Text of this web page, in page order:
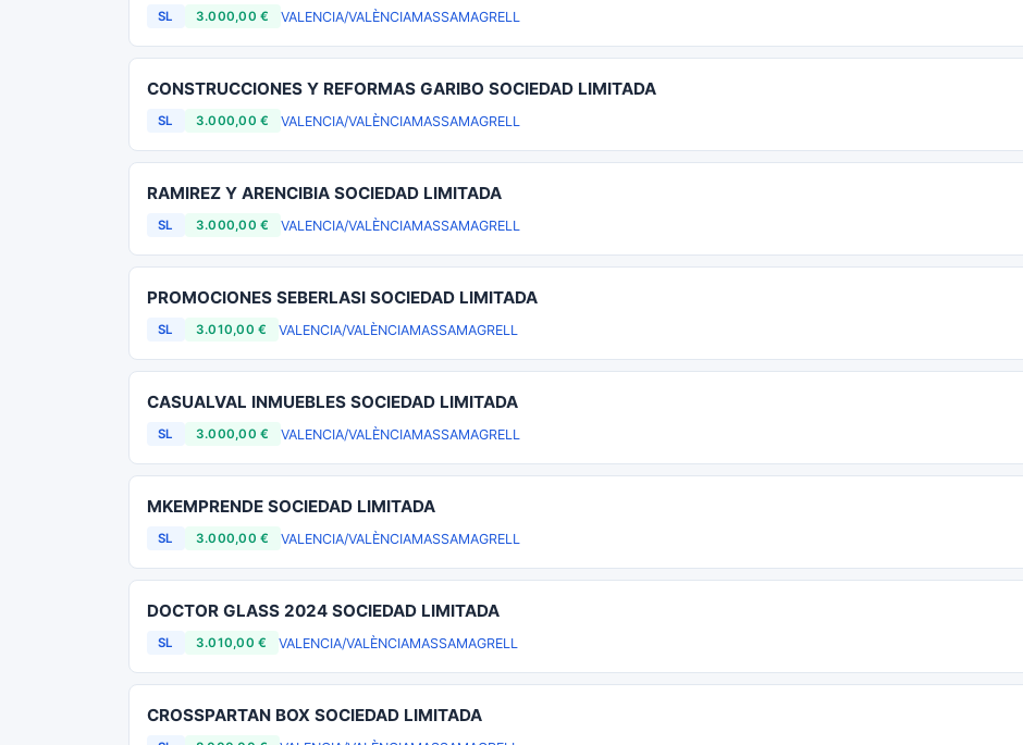
SL 3.000,00 € VALENCIA/VALÈNCIAMASSAMAGRELL
CONSTRUCCIONES Y REFORMAS GARIBO SOCIEDAD LIMITADA
SL 3.000,00 € VALENCIA/VALÈNCIAMASSAMAGRELL
RAMIREZ Y ARENCIBIA SOCIEDAD LIMITADA
SL 3.000,00 € VALENCIA/VALÈNCIAMASSAMAGRELL
PROMOCIONES SEBERLASI SOCIEDAD LIMITADA
SL 3.010,00 € VALENCIA/VALÈNCIAMASSAMAGRELL
CASUALVAL INMUEBLES SOCIEDAD LIMITADA
SL 3.000,00 € VALENCIA/VALÈNCIAMASSAMAGRELL
MKEMPRENDE SOCIEDAD LIMITADA
SL 3.000,00 € VALENCIA/VALÈNCIAMASSAMAGRELL
DOCTOR GLASS 2024 SOCIEDAD LIMITADA
SL 3.010,00 € VALENCIA/VALÈNCIAMASSAMAGRELL
CROSSPARTAN BOX SOCIEDAD LIMITADA